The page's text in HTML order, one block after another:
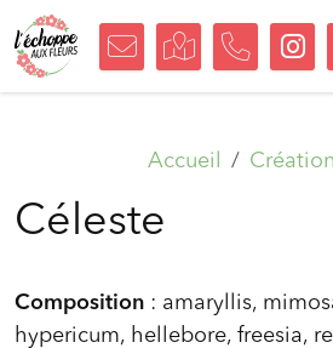
Accueil
Céleste
Composition : amaryllis,
hypericum, hellebore, freesia,